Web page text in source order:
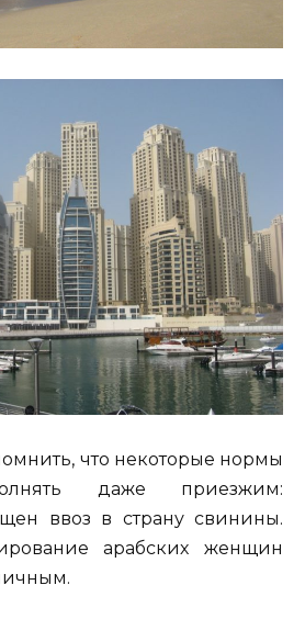
что некоторые нормы
даже приезжим:
ввоз в страну свинины.
арабских женщин